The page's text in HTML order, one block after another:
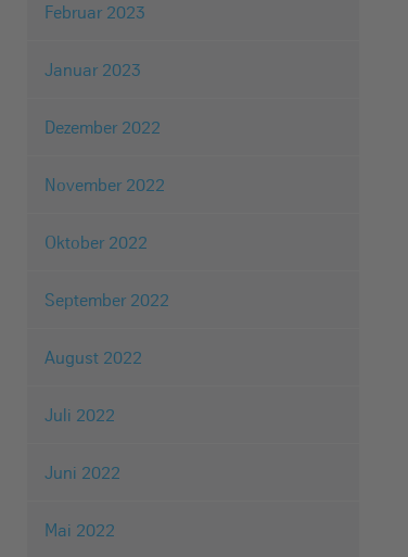
Februar 2023
Januar 2023
Dezember 2022
November 2022
Oktober 2022
September 2022
August 2022
Juli 2022
Juni 2022
Mai 2022